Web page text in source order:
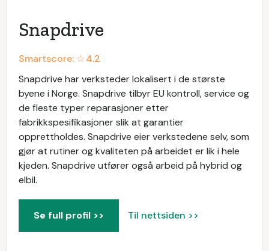
Snapdrive
Smartscore: ☆4.2
Snapdrive har verksteder lokalisert i de største
byene i Norge. Snapdrive tilbyr EU kontroll, service og
de fleste typer reparasjoner etter
fabrikkspesifikasjoner slik at garantier
opprettholdes. Snapdrive eier verkstedene selv, som
gjør at rutiner og kvaliteten på arbeidet er lik i hele
kjeden. Snapdrive utfører også arbeid på hybrid og
elbil.
Se full profil >> Til nettsiden >>